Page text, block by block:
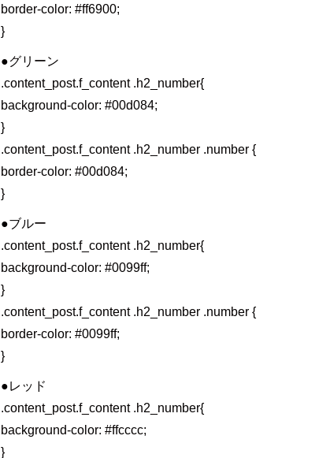
border-color: #ff6900;
}
●グリーン
.content_post.f_content .h2_number{
background-color: #00d084;
}
.content_post.f_content .h2_number .number {
border-color: #00d084;
}
●ブルー
.content_post.f_content .h2_number{
background-color: #0099ff;
}
.content_post.f_content .h2_number .number {
border-color: #0099ff;
}
●レッド
.content_post.f_content .h2_number{
background-color: #ffcccc;
}